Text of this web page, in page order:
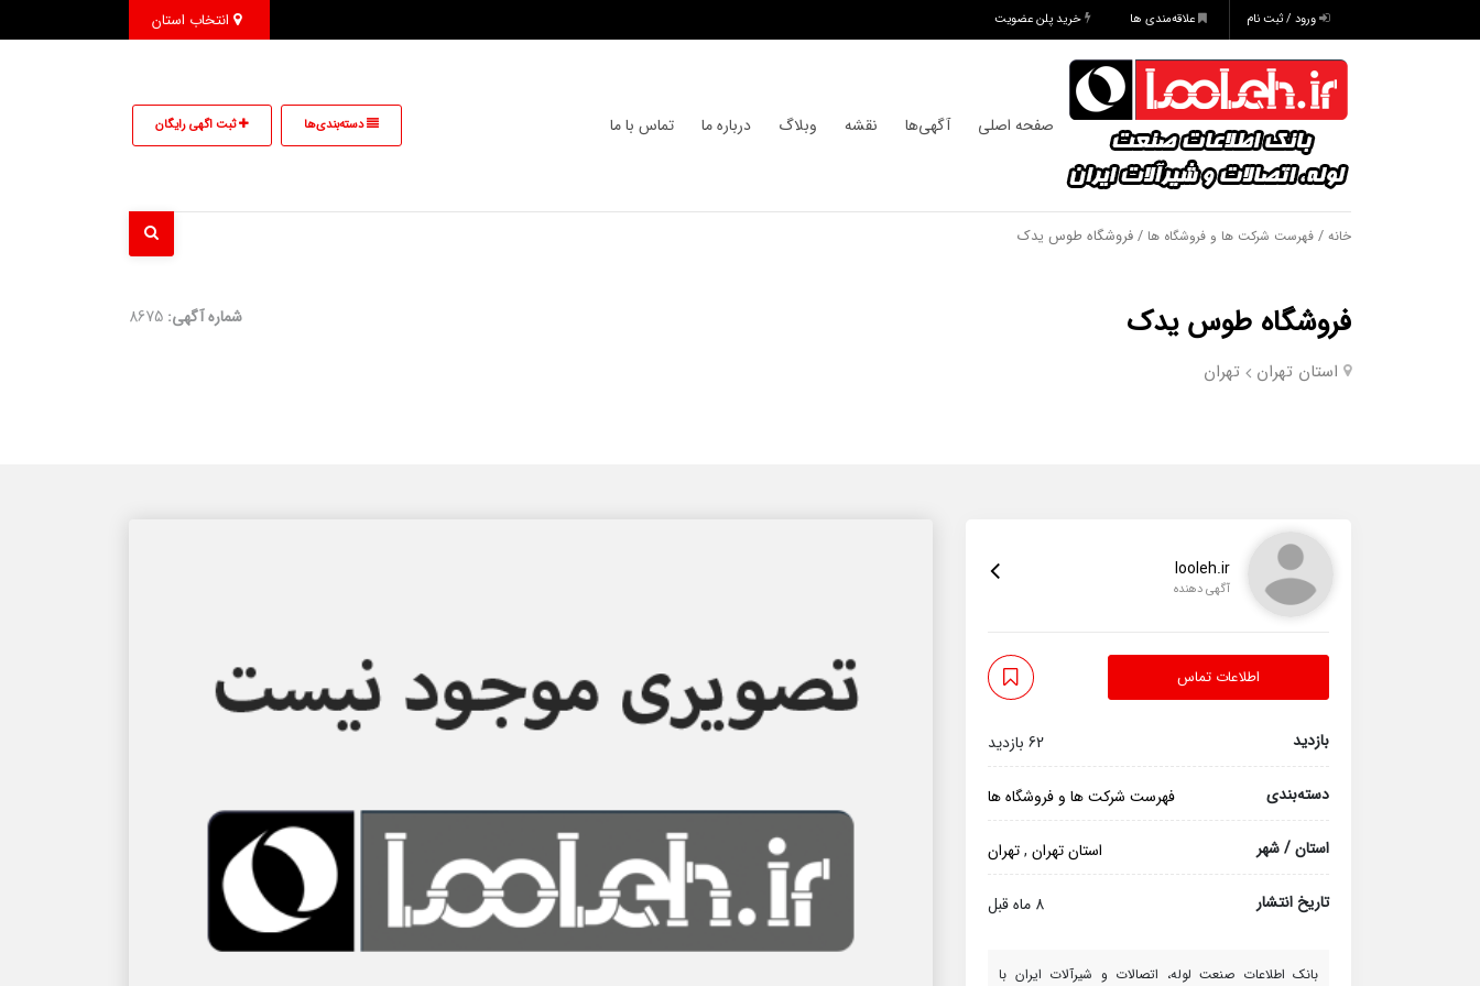
ورود / ثبت نام علاقه‌مندی ها خرید پلن عضویت
صفحه اصلی آگهی‌ها نقشه وبلاگ درباره ما تماس با ما دسته‌بندی‌ها ثبت اگهی رایگان
خانه / فهرست شرکت ها و فروشگاه ها / فروشگاه طوس یدک
فروشگاه طوس یدک
استان تهران تهران
شماره آگهی: 8675
looleh.ir
آگهی دهنده
اطلاعات تماس
بازدید 62 بازدید
دسته‌بندی فهرست شرکت ها و فروشگاه ها
استان / شهر استان تهران ,تهران
تاریخ انتشار 8 ماه قبل
بانک اطلاعات صنعت لوله، اتصالات و شیرآلات ایران با